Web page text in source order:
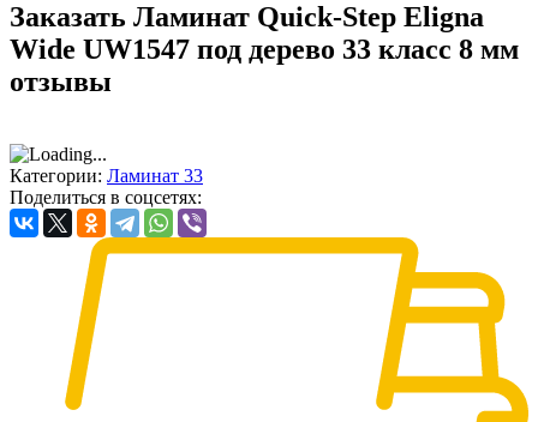
Заказать Ламинат Quick-Step Eligna
Wide UW1547 под дерево 33 класс 8 мм
отзывы
Категории: Ламинат 33
Поделиться в соцсетях: